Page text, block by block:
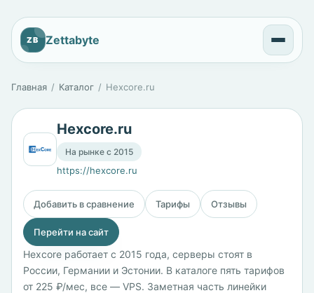
ZB Zettabyte
Главная Каталог Hexcore.ru
Hexcore.ru
На рынке с 2015
https://hexcore.ru
Добавить в сравнение Тарифы Отзывы
Перейти на сайт
Hexcore работает с 2015 года, серверы стоят в
России, Германии и Эстонии. В каталоге пять тарифов
от 225 ₽/мес, все — VPS. Заметная часть линейки